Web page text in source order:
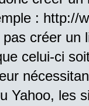
: http://
créer un
celui-ci
Yahoo, les